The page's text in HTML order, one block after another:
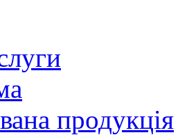
продукція